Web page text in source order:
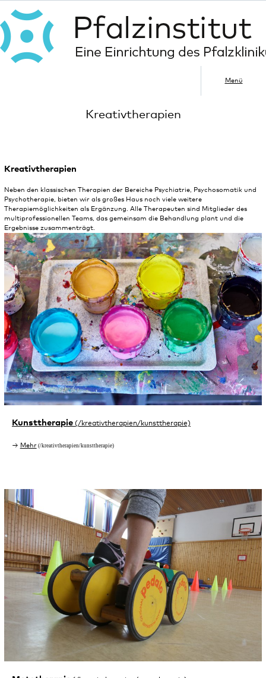
Menü
Kreativtherapien
Kreativtherapien
Neben den klassischen Therapien der Bereiche Psychiatrie, Psychosomatik und
Psychotherapie, bieten wir als großes Haus noch viele weitere
Therapiemöglichkeiten als Ergänzung. Alle Therapeuten sind Mitglieder des
multiprofessionellen Teams, das gemeinsam die Behandlung plant und die
Ergebnisse zusammenträgt.
Kunsttherapie
Mehr